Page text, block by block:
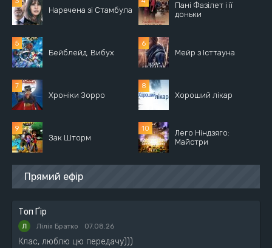
Наречена зі Стамбула
Пані Фазілет і її
доньки
Бейблейд. Вибух Мейр з Істтауна
Хроніки Зорро Хороший лікар
Зак Шторм
Лего Ніндзяго:
Майстри
Прямий ефір
Топ Ґір
Лілія Братко 07.08.26
Клас, люблю цю передачу)))